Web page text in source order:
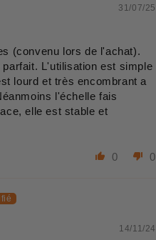
31/07/25
(convenu lors de l'achat).
L'utilisation est simple
lourd et très encombrant a
l'échelle fais
elle est stable et
0 0
14/11/24